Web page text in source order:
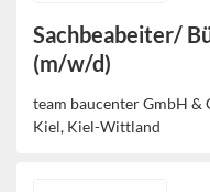
Sachbeabeiter/
(m/w/d)
team baucenter GmbH &
Kiel, Kiel-Wittland